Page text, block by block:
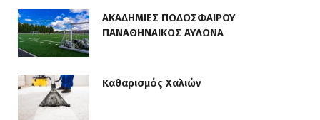
ΑΚΑΔΗΜΙΕΣ ΠΟΔΟΣΦΑΙΡΟΥ
ΠΑΝΑΘΗΝΑΙΚΟΣ ΑΥΛΩΝΑ
Καθαρισμός Χαλιών